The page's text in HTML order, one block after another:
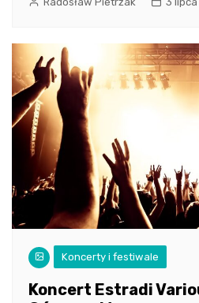
Koncerty i festiwale
Koncert Estradi